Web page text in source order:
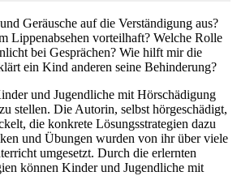
Geräusche auf die Verständigung aus?
Lippenabsehen vorteilhaft? Welche Rolle
bei Gesprächen? Wie hilft mir die
ein Kind anderen seine Behinderung?
und Jugendliche mit Hörschädigung
stellen. Die Autorin, selbst hörgeschädigt,
die konkrete Lösungsstrategien dazu
und Übungen wurden von ihr über viele
umgesetzt. Durch die erlernten
können Kinder und Jugendliche mit